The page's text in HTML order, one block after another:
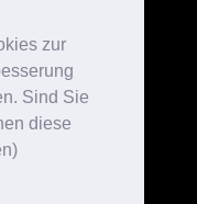
zur
Sind Sie
diese